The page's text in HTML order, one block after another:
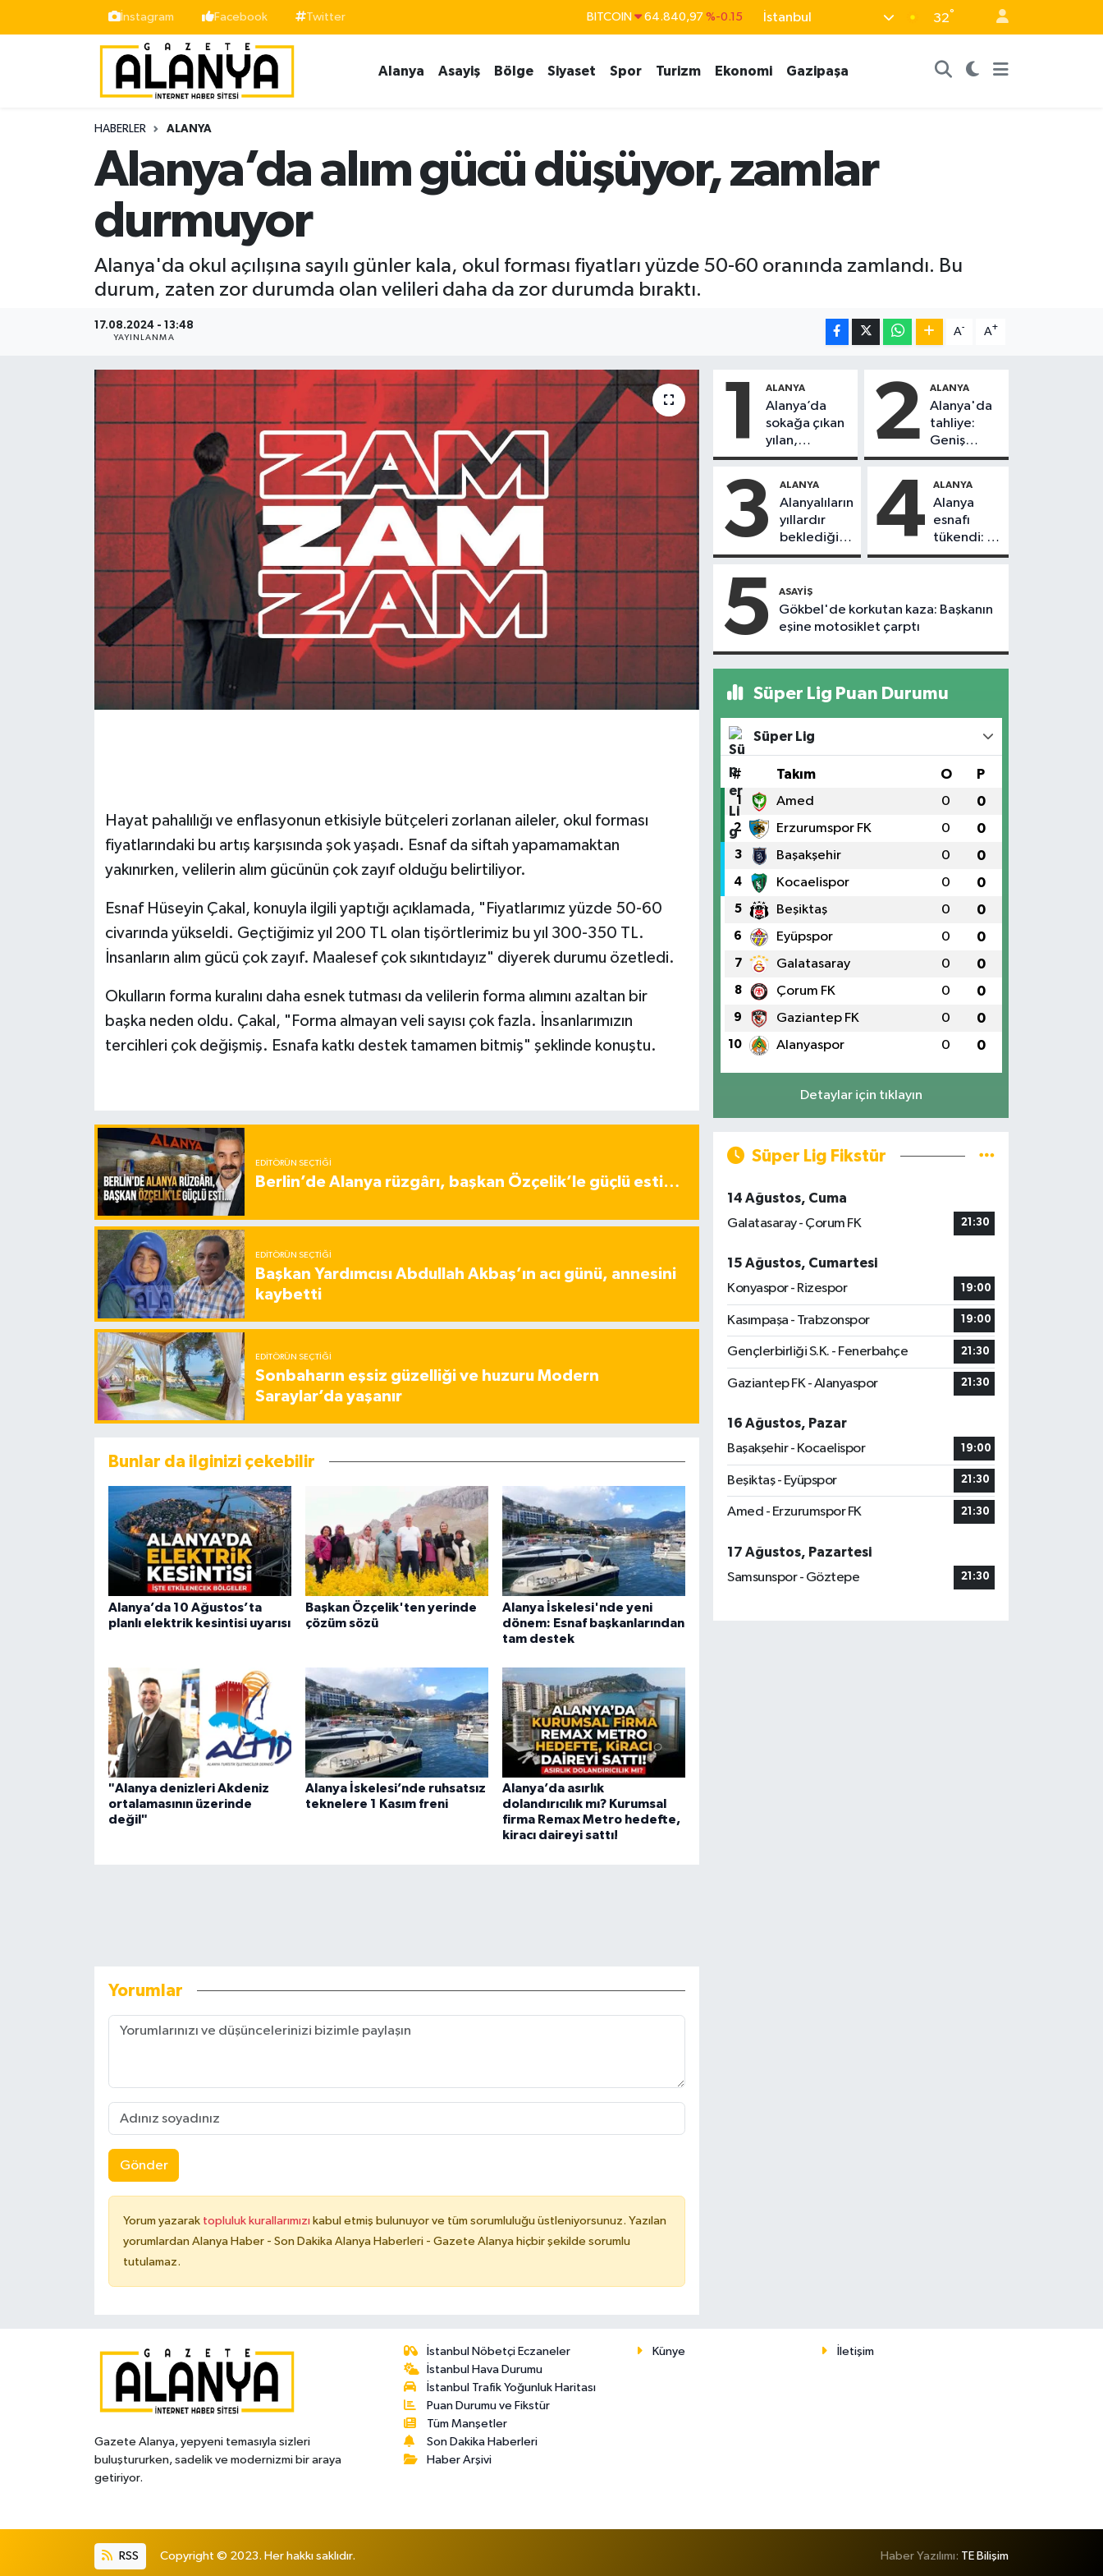
İnstagram Facebook Twitter BITCOIN 64.840,97 %-0.15
EURO 55,2510 %0.32
BİST100 13.779 %-14
İstanbul 32°
Alanya Asayiş Bölge Siyaset Spor Turizm Ekonomi Gazipaşa
HABERLER ALANYA
Alanya’da alım gücü düşüyor, zamlar
durmuyor
Alanya'da okul açılışına sayılı günler kala, okul forması fiyatları yüzde 50-60 oranında zamlandı. Bu
durum, zaten zor durumda olan velileri daha da zor durumda bıraktı.
17.08.2024 - 13:48
YAYINLANMA
A- A+
Hayat pahalılığı ve enflasyonun etkisiyle bütçeleri zorlanan aileler, okul forması
fiyatlarındaki bu artış karşısında şok yaşadı. Esnaf da siftah yapamamaktan
yakınırken, velilerin alım gücünün çok zayıf olduğu belirtiliyor.
Esnaf Hüseyin Çakal, konuyla ilgili yaptığı açıklamada, "Fiyatlarımız yüzde 50-60
civarında yükseldi. Geçtiğimiz yıl 200 TL olan tişörtlerimiz bu yıl 300-350 TL.
İnsanların alım gücü çok zayıf. Maalesef çok sıkıntıdayız" diyerek durumu özetledi.
Okulların forma kuralını daha esnek tutması da velilerin forma alımını azaltan bir
başka neden oldu. Çakal, "Forma almayan veli sayısı çok fazla. İnsanlarımızın
tercihleri çok değişmiş. Esnafa katkı destek tamamen bitmiş" şeklinde konuştu.
EDITÖRÜN SEÇTIĞI
Berlin’de Alanya rüzgârı, başkan Özçelik’le güçlü esti…
EDITÖRÜN SEÇTIĞI
Başkan Yardımcısı Abdullah Akbaş’ın acı günü, annesini
kaybetti
EDITÖRÜN SEÇTIĞI
Sonbaharın eşsiz güzelliği ve huzuru Modern
Saraylar’da yaşanır
Bunlar da ilginizi çekebilir
Alanya’da 10 Ağustos’ta
planlı elektrik kesintisi uyarısı
Başkan Özçelik'ten yerinde
çözüm sözü
Alanya İskelesi'nde yeni
dönem: Esnaf başkanlarından
tam destek
"Alanya denizleri Akdeniz
ortalamasının üzerinde
değil"
Alanya İskelesi’nde ruhsatsız
teknelere 1 Kasım freni
Alanya’da asırlık
dolandırıcılık mı? Kurumsal
firma Remax Metro hedefte,
kiracı daireyi sattı!
Yorumlar
Gönder
Yorum yazarak topluluk kurallarımızı kabul etmiş bulunuyor ve tüm sorumluluğu üstleniyorsunuz. Yazılan
yorumlardan Alanya Haber - Son Dakika Alanya Haberleri - Gazete Alanya hiçbir şekilde sorumlu
tutulamaz.
1 ALANYA
Alanya’da
sokağa çıkan
yılan,
vatandaşı
2 ALANYA
Alanya'da
tahliye:
Geniş
güvenlik
alındı
3 ALANYA
Alanyalıların
yıllardır
beklediği
yol askıdan
4 ALANYA
Alanya
esnafı
tükendi: 1
ayda 150
5 ASAYIŞ
Gökbel'de korkutan kaza: Başkanın
eşine motosiklet çarptı
Süper Lig Puan Durumu
Süper Lig
# Takım O P
1 Amed 0 0
2 Erzurumspor FK 0 0
3 Başakşehir 0 0
4 Kocaelispor 0 0
5 Beşiktaş 0 0
6 Eyüpspor 0 0
7 Galatasaray 0 0
8 Çorum FK 0 0
9 Gaziantep FK 0 0
10 Alanyaspor 0 0
Detaylar için tıklayın
Süper Lig Fikstür
14 Ağustos, Cuma
Galatasaray - Çorum FK
21:30
15 Ağustos, Cumartesi
Konyaspor - Rizespor
19:00
Kasımpaşa - Trabzonspor 19:00
Gençlerbirliği S.K. - Fenerbahçe 21:30
Gaziantep FK - Alanyaspor 21:30
16 Ağustos, Pazar
Başakşehir - Kocaelispor
19:00
Beşiktaş - Eyüpspor 21:30
Amed - Erzurumspor FK 21:30
17 Ağustos, Pazartesi
Samsunspor - Göztepe
21:30
Gazete Alanya, yepyeni temasıyla sizleri
buluştururken, sadelik ve modernizmi bir araya
getiriyor.
İstanbul Nöbetçi Eczaneler
İstanbul Hava Durumu
İstanbul Trafik Yoğunluk Haritası
Puan Durumu ve Fikstür
Tüm Manşetler
Son Dakika Haberleri
Haber Arşivi
Künye İletişim
RSS Copyright © 2023. Her hakkı saklıdır. Haber Yazılımı: TE Bilişim
Siyaset
İstanbul Nöbetçi Eczaneler
İstanbul Hava Durumu
Süper Lig Puan Durumu ve Fikstür
Tüm Manşetler
Son Dakika Haberleri